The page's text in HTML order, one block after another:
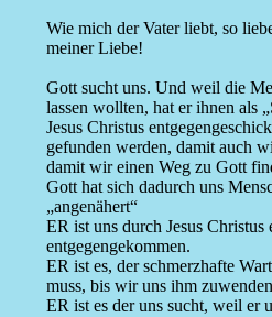
Wie mich der Vater liebt, so
meiner Liebe!
Gott sucht uns. Und weil die
lassen wollten, hat er ihnen als
Jesus Christus
gefunden werden, damit auch
damit wir einen Weg zu Gott
Gott hat sich dadurch uns
„angenähert“
ER ist uns durch Jesus Christus
entgegengekommen.
ER ist es, der schmerzhafte
muss, bis wir uns ihm
ER ist es der uns sucht, weil er